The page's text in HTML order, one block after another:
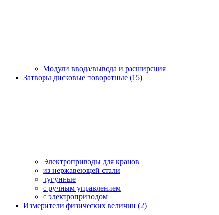
Модули ввода/вывода и расширения
Затворы дисковые поворотные (15)
Электроприводы для кранов
из нержавеющей стали
чугунные
с ручным управлением
c электроприводом
Измерители физических величин (2)